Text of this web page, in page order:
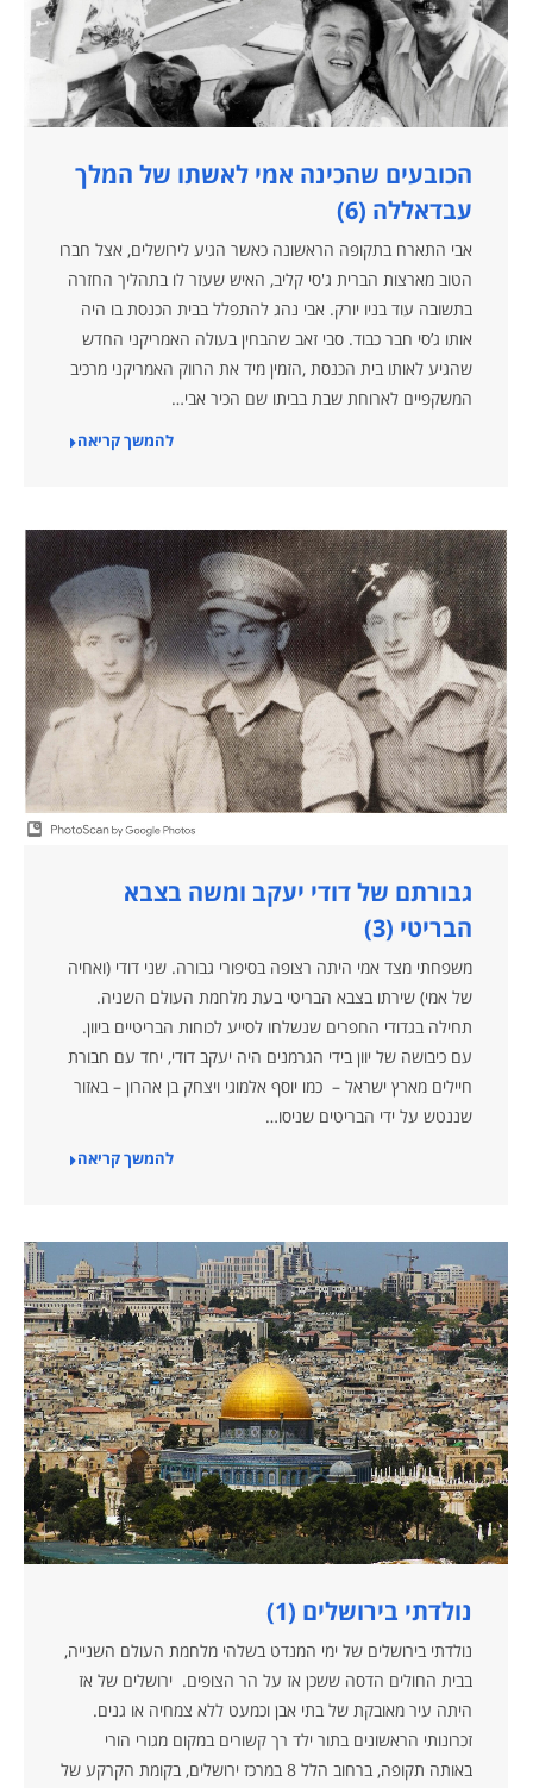
הכובעים שהכינה אמי לאשתו של המלך
עבדאללה (6)
אבי התארח בתקופה הראשונה כאשר הגיע לירושלים, אצל חברו
הטוב מארצות הברית ג'סי קליב, האיש שעזר לו בתהליך החזרה
בתשובה עוד בניו יורק. אבי נהג להתפלל בבית הכנסת בו היה
אותו ג’סי חבר כבוד. סבי זאב שהבחין בעולה האמריקני החדש
שהגיע לאותו בית הכנסת ,הזמין מיד את הרווק האמריקני מרכיב
המשקפיים לארוחת שבת בביתו שם הכיר אבי…
להמשך קריאה
גבורתם של דודי יעקב ומשה בצבא
הבריטי (3)
משפחתי מצד אמי היתה רצופה בסיפורי גבורה. שני דודי (ואחיה
של אמי) שירתו בצבא הבריטי בעת מלחמת העולם השניה.
תחילה בגדודי החפרים שנשלחו לסייע לכוחות הבריטיים ביוון.
עם כיבושה של יוון בידי הגרמנים היה יעקב דודי, יחד עם חבורת
חיילים מארץ ישראל – כמו יוסף אלמוגי ויצחק בן אהרון – באזור
שננטש על ידי הבריטים שניסו…
להמשך קריאה
נולדתי בירושלים (1)
נולדתי בירושלים של ימי המנדט בשלהי מלחמת העולם השנייה,
בבית החולים הדסה ששכן אז על הר הצופים. ירושלים של אז
היתה עיר מאובקת של בתי אבן וכמעט ללא צמחיה או גנים.
זכרונותי הראשונים בתור ילד רך קשורים במקום מגורי הורי
באותה תקופה, ברחוב הלל 8 במרכז ירושלים, בקומת הקרקע של